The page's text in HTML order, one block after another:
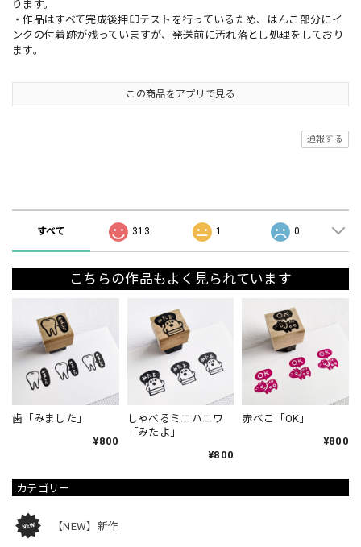
カテゴリー
【NEW】新作
ります。
・作品はすべて完成後押印テストを行っているため、はんこ部分にイ
ンクの付着跡が残っていますが、発送前に汚れ落とし処理をしており
ます。
この商品をアプリで見る
通報する
すべて 313 1 0
こちらの作品もよく見られています
歯「みました」
¥800
しゃべるミニハニワ
「みたよ」
¥800
赤べこ「OK」
¥800